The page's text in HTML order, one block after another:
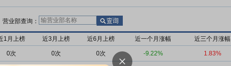
营业部查询：
1月上榜 近3月上榜 近6月上榜 近一个月涨幅 近三个月涨幅
0次 0次 0次 -9.22% 1.83%